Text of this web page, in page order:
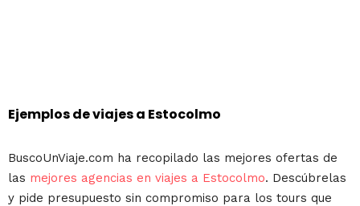
Ejemplos de viajes a Estocolmo
BuscoUnViaje.com ha recopilado las mejores ofertas de
las mejores agencias en viajes a Estocolmo. Descúbrelas
y pide presupuesto sin compromiso para los tours que